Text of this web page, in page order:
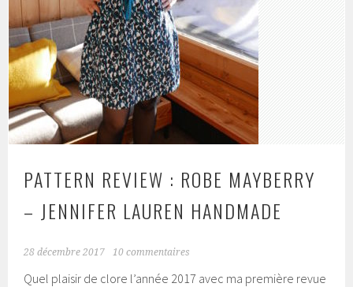
PATTERN REVIEW : ROBE MAYBERRY
– JENNIFER LAUREN HANDMADE
28 décembre 2017 10 commentaires
Quel plaisir de clore l’année 2017 avec ma première revue